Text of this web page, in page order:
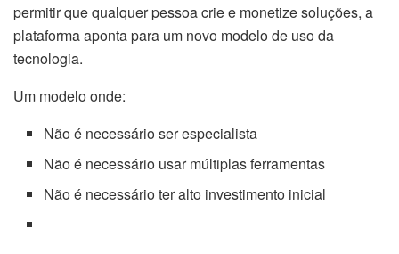
permitir que qualquer pessoa crie e monetize soluções, a
plataforma aponta para um novo modelo de uso da
tecnologia.
Um modelo onde:
Não é necessário ser especialista
Não é necessário usar múltiplas ferramentas
Não é necessário ter alto investimento inicial